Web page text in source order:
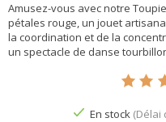
Amusez-vous avec notre
pétales rouge, un jouet
la coordination et de la
un spectacle de danse
En stock (Délai